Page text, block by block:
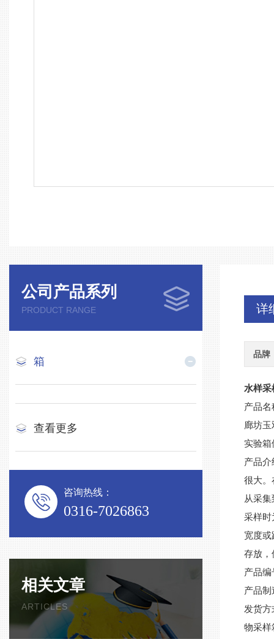
公司产品系列
PRODUCT RANGE
箱
查看更多
咨询热线：
0316-7026863
相关文章
ARTICLES
详
品牌
水样采
产品名
廊坊
实验
产品
很大。
从采
采样时
宽度或
存放，
产品编
产品
发货
物采样